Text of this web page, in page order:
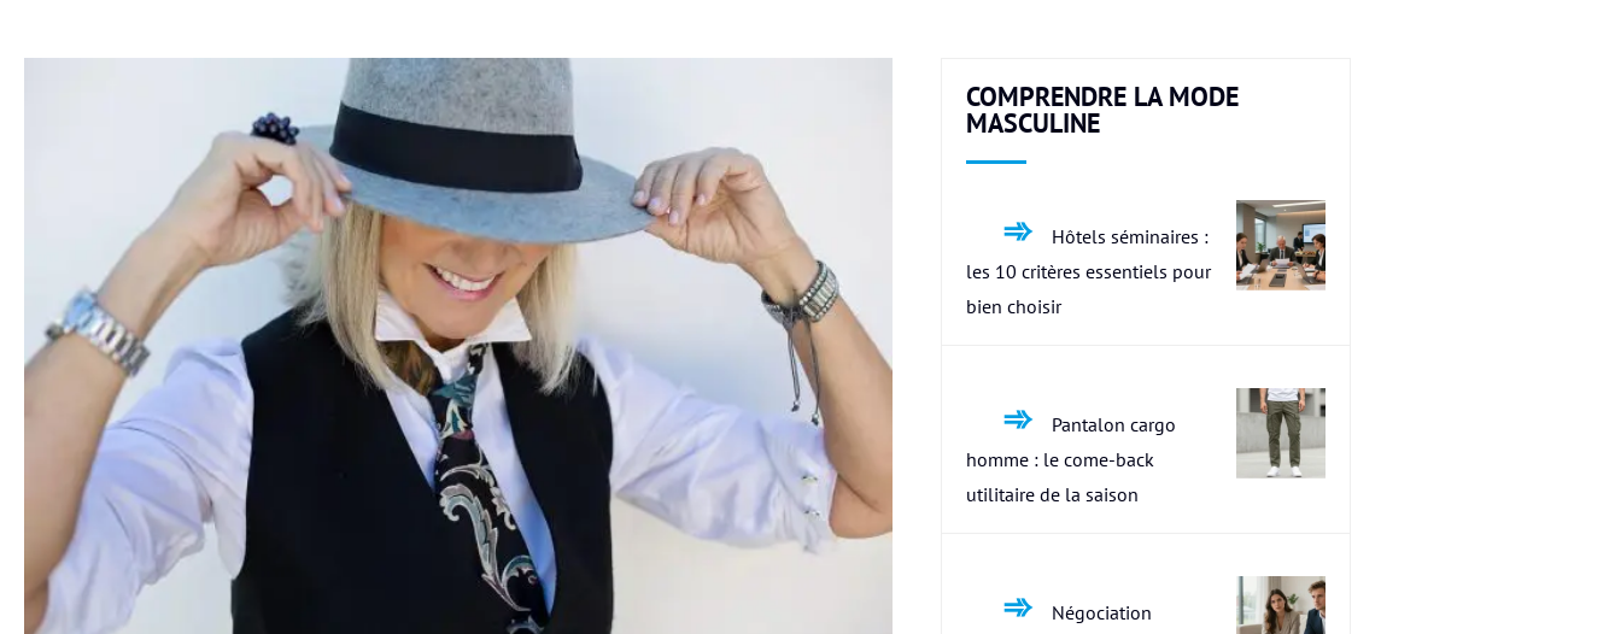
COMPRENDRE LA MODE
MASCULINE
Hôtels séminaires :
les 10 critères essentiels pour
bien choisir
Pantalon cargo
homme : le come-back
utilitaire de la saison
Négociation